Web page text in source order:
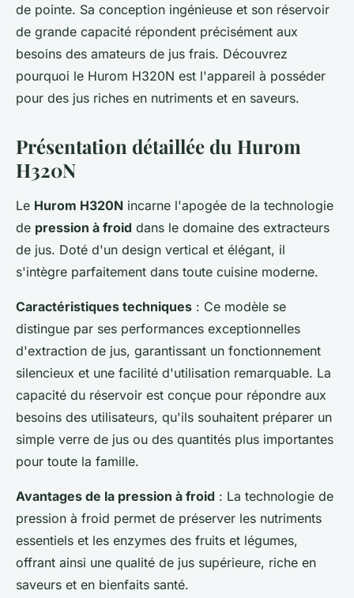
de pointe. Sa conception ingénieuse et son réservoir
de grande capacité répondent précisément aux
besoins des amateurs de jus frais. Découvrez
pourquoi le Hurom H320N est l'appareil à posséder
pour des jus riches en nutriments et en saveurs.
Présentation détaillée du Hurom
H320N
Le Hurom H320N incarne l'apogée de la technologie
de pression à froid dans le domaine des extracteurs
de jus. Doté d'un design vertical et élégant, il
s'intègre parfaitement dans toute cuisine moderne.
Caractéristiques techniques : Ce modèle se
distingue par ses performances exceptionnelles
d'extraction de jus, garantissant un fonctionnement
silencieux et une facilité d'utilisation remarquable. La
capacité du réservoir est conçue pour répondre aux
besoins des utilisateurs, qu'ils souhaitent préparer un
simple verre de jus ou des quantités plus importantes
pour toute la famille.
Avantages de la pression à froid : La technologie de
pression à froid permet de préserver les nutriments
essentiels et les enzymes des fruits et légumes,
offrant ainsi une qualité de jus supérieure, riche en
saveurs et en bienfaits santé.